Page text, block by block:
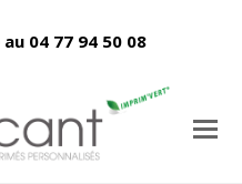
04 77 94 50 08